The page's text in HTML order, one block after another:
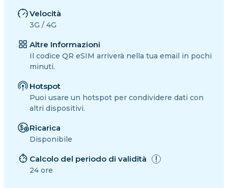
Velocità
3G / 4G
Altre Informazioni
Il codice QR eSIM arriverà nella tua email in pochi
minuti.
Hotspot
Puoi usare un hotspot per condividere dati con
altri dispositivi.
Ricarica
Disponibile
Calcolo del periodo di validità
24 ore